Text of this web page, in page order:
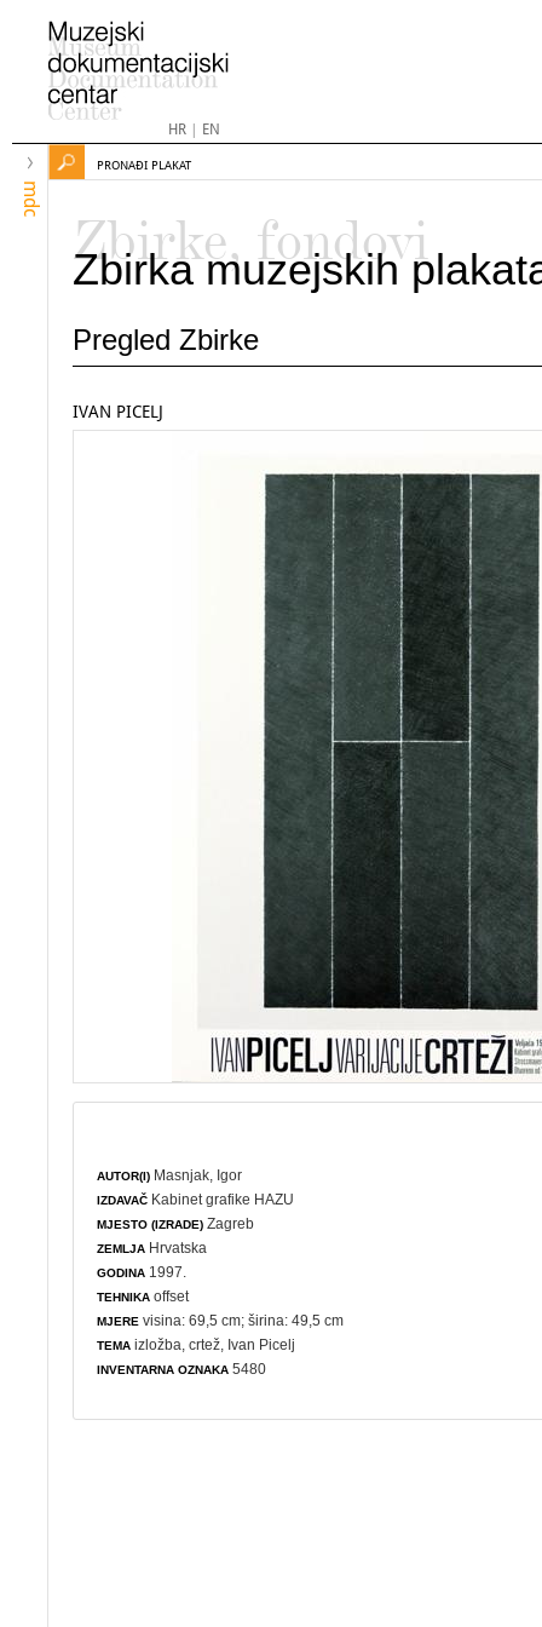
HR| EN
mdc
PRONAĐI PLAKAT
Zbirke, fondovi
Zbirka muzejskih
Pregled Zbirke
IVAN PICELJ
AUTOR(I) Masnjak, Igor
IZDAVAČ Kabinet grafike HAZU
MJESTO (IZRADE) Zagreb
ZEMLJA Hrvatska
GODINA 1997.
TEHNIKA offset
MJERE visina: 69,5 cm; širina: 49,5 cm
TEMA izložba ,crtež , Ivan Picelj
INVENTARNA OZNAKA 5480